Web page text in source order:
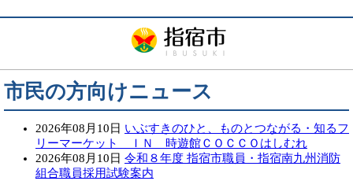
市民の方向けニュース
2026年08月10日 いぶすきのひと、ものとつながる・知るフ
リーマーケット ＩＮ 時遊館ＣＯＣＣＯはしむれ
2026年08月10日 令和８年度 指宿市職員・指宿南九州消防
組合職員採用試験案内